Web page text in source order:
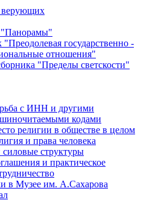
верующих
государственно -
отношения"
"Пределы светскости"
с ИНН и другими
кодами
религии в обществе в целом
и права человека
структуры
и практическое
в Музее им. А.Сахарова